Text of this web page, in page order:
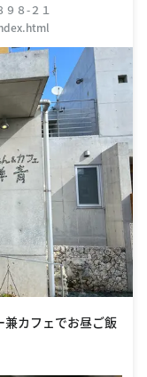
８-２１
兼カフェでお昼ご飯